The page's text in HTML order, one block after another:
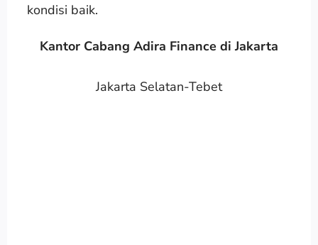
kondisi baik.
Kantor Cabang Adira Finance di Jakarta
Jakarta Selatan-Tebet